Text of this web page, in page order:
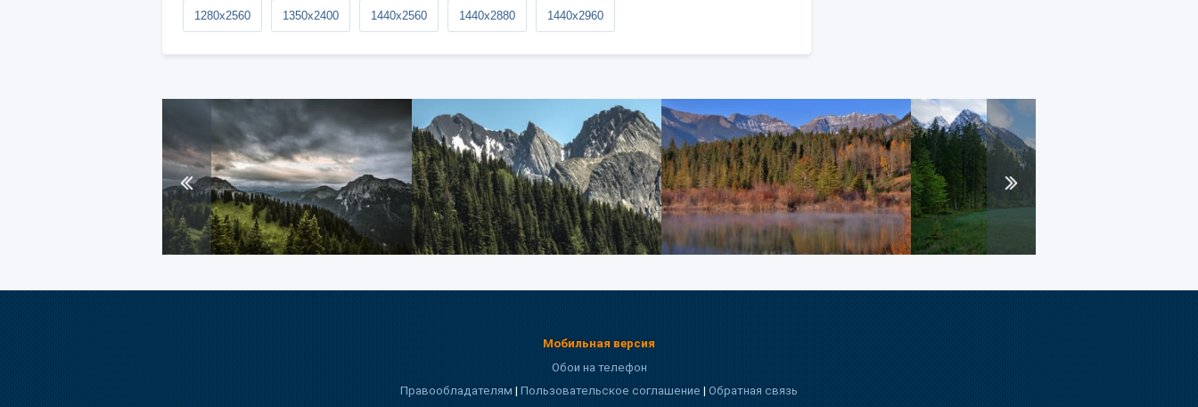
1280x2560 1350x2400 1440x2560 1440x2880 1440x2960
Мобильная версия
Обои на телефон
Правообладателям|Пользовательское соглашение|Обратная связь